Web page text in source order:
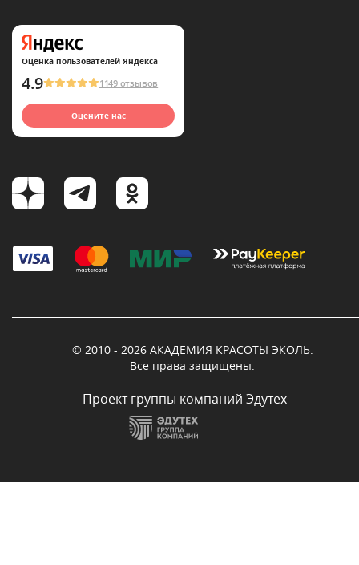
Оценка пользователей Яндекса
4.9 1149 отзывов
Оцените нас
© 2010 - 2026 АКАДЕМИЯ КРАСОТЫ ЭКОЛЬ.
Все права защищены.
Проект группы компаний Эдутех